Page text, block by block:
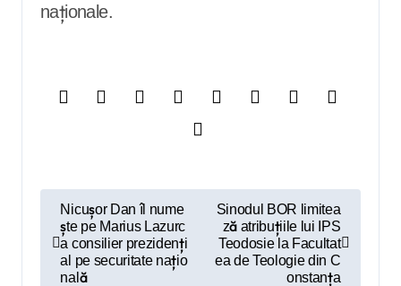
naționale.
Nicușor Dan îl nume
ște pe Marius Lazurc
a consilier prezidenți
al pe securitate națio
nală
Sinodul BOR limitea
ză atribuțiile lui IPS
Teodosie la Facultat
ea de Teologie din C
onstanța